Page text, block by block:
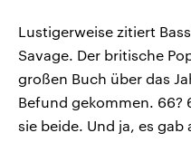
Lustigerweise zitiert
Savage. Der britische
großen Buch über das
Befund gekommen. 66?
sie beide. Und ja, es gab